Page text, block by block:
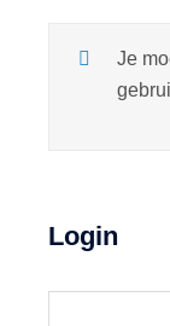
Je
Login